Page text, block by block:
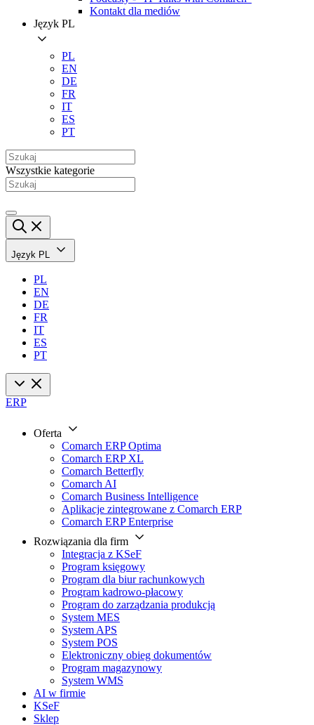
Kontakt dla mediów
Język PL
PL
EN
DE
FR
IT
ES
PT
Wszystkie kategorie
Język PL
PL
EN
DE
FR
IT
ES
PT
ERP
Oferta
Comarch ERP Optima
Comarch ERP XL
Comarch Betterfly
Comarch AI
Comarch Business Intelligence
Aplikacje zintegrowane z Comarch ERP
Comarch ERP Enterprise
Rozwiązania dla firm
Integracja z KSeF
Program księgowy
Program dla biur rachunkowych
Program kadrowo-płacowy
Program do zarządzania produkcją
System MES
System APS
System POS
Elektroniczny obieg dokumentów
Program magazynowy
System WMS
AI w firmie
KSeF
Sklep